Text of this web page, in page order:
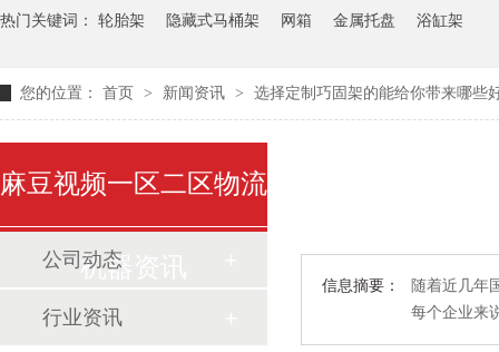
热门关键词： 轮胎架 隐藏式马桶架 网箱 金属托盘 浴缸架
您的位置： 首页 > 新闻资讯 > 选择定制巧固架的能给你带来哪些
信息摘要：
随着近几年
每个企业来
麻豆视频一区二区物流
机器资讯
公司动态
行业资讯